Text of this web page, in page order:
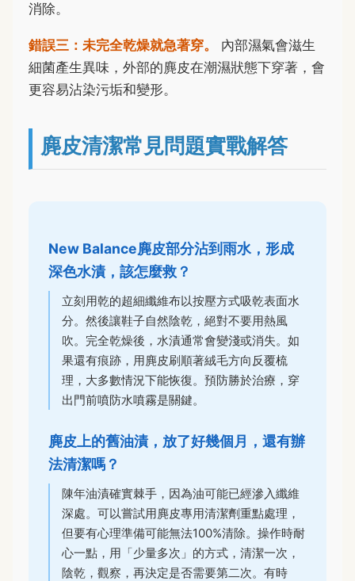
消除。
錯誤三：未完全乾燥就急著穿。
內部濕氣會滋生
細菌產生異味，外部的麂皮在潮濕狀態下穿著，會
更容易沾染污垢和變形。
麂皮清潔常見問題實戰解答
New Balance麂皮部分沾到雨水，形成
深色水漬，該怎麼救？
立刻用乾的超細纖維布以按壓方式吸乾表面水
分。然後讓鞋子自然陰乾，絕對不要用熱風
吹。完全乾燥後，水漬通常會變淺或消失。如
果還有痕跡，用麂皮刷順著絨毛方向反覆梳
理，大多數情況下能恢復。預防勝於治療，穿
出門前噴防水噴霧是關鍵。
麂皮上的舊油漬，放了好幾個月，還有辦
法清潔嗎？
陳年油漬確實棘手，因為油可能已經滲入纖維
深處。可以嘗試用麂皮專用清潔劑重點處理，
但要有心理準備可能無法100%清除。操作時耐
心一點，用「少量多次」的方式，清潔一次，
陰乾，觀察，再決定是否需要第二次。有時